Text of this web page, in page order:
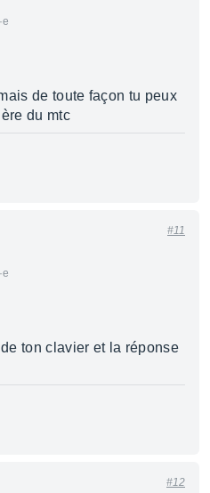
de toute façon tu peux
du mtc
#11
ton clavier et la réponse
#12